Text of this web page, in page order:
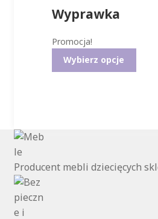
Wyprawka
Promocja!
Wybierz opcje
Producent mebli dziecięcych